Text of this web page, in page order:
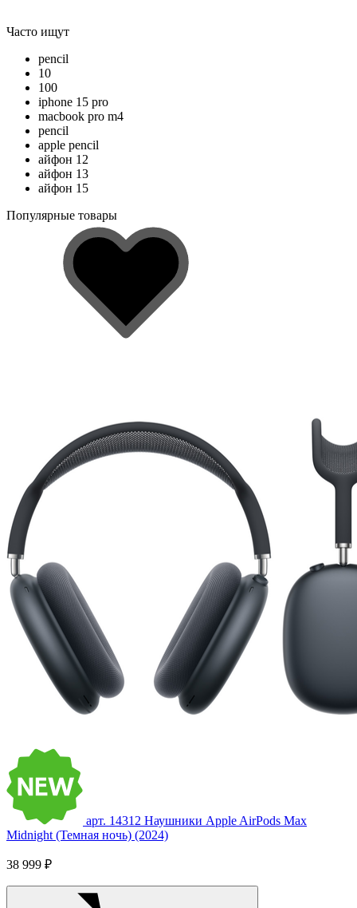
Часто ищут
pencil
10
100
iphone 15 pro
macbook pro m4
pencil
apple pencil
айфон 12
айфон 13
айфон 15
Популярные товары
арт. 14312 Наушники Apple AirPods Max
Midnight (Темная ночь) (2024)
38 999 ₽